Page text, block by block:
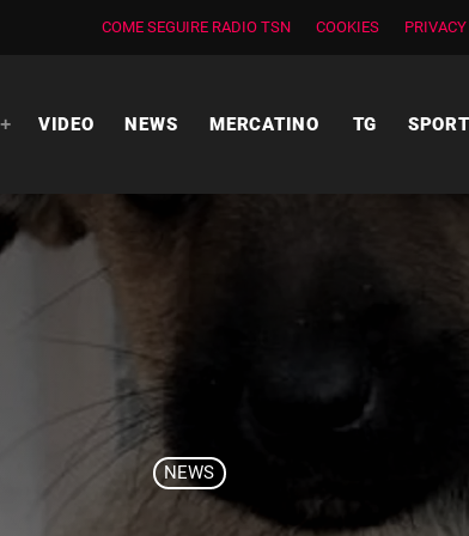
COME SEGUIRE RADIO TSN COOKIES
VIDEO NEWS MERCATINO TG SPORT
NEWS